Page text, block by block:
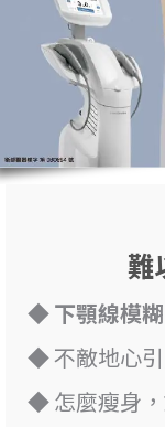
難
◆下顎線模
◆ 不敵地心引
◆ 怎麼瘦身，